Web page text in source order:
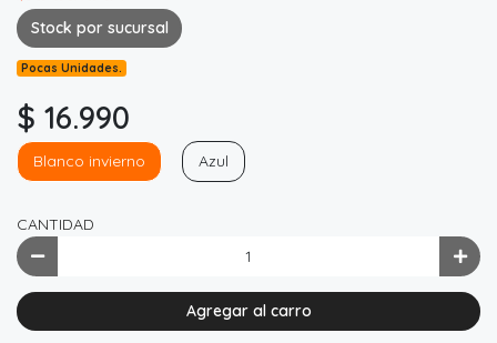
Stock por sucursal
Pocas Unidades.
$ 16.990
Blanco invierno Azul
CANTIDAD
Agregar al carro